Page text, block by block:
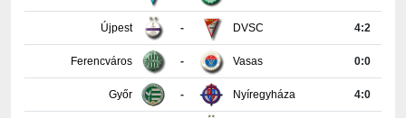
Ferencváros Vasas 0:0
Győr Nyíregyháza 4:0
Honvéd MTK 3:3